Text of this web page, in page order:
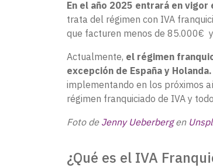
En el año 2025 entrará en
trata del régimen con IVA
que facturen menos de 85.000€
Actualmente, el régimen
excepción de España y Holanda.
implementando en los próximos
régimen franquiciado de IVA y
Foto de Jenny Ueberbergen
¿Qué es el IVA